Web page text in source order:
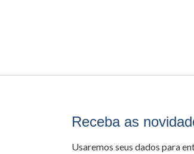
Receba as
Usaremos seus dados para